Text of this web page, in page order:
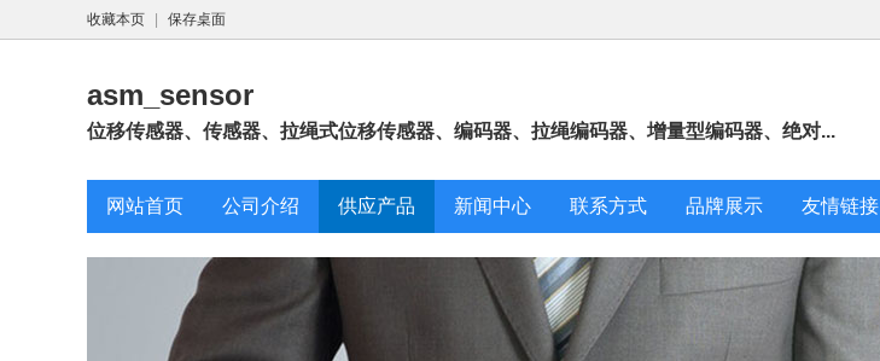
收藏本页 保存桌面
asm_sensor
位移传感器、传感器、拉绳式位移传感器、编码器、拉绳编码器、增量型编码器、绝对...
网站首页 公司介绍 供应产品 新闻中心 联系方式 品牌展示 友情链接